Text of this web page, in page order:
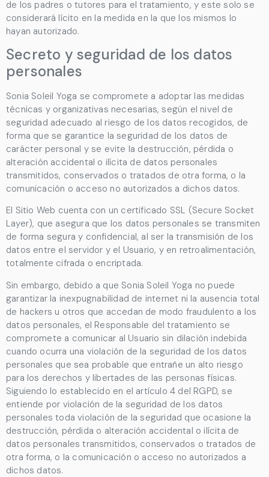
de los padres o tutores para el tratamiento, y este solo se
considerará lícito en la medida en la que los mismos lo
hayan autorizado.
Secreto y seguridad de los datos
personales
Sonia Soleil Yoga se compromete a adoptar las medidas
técnicas y organizativas necesarias, según el nivel de
seguridad adecuado al riesgo de los datos recogidos, de
forma que se garantice la seguridad de los datos de
carácter personal y se evite la destrucción, pérdida o
alteración accidental o ilícita de datos personales
transmitidos, conservados o tratados de otra forma, o la
comunicación o acceso no autorizados a dichos datos.
El Sitio Web cuenta con un certificado SSL (Secure Socket
Layer), que asegura que los datos personales se transmiten
de forma segura y confidencial, al ser la transmisión de los
datos entre el servidor y el Usuario, y en retroalimentación,
totalmente cifrada o encriptada.
Sin embargo, debido a que Sonia Soleil Yoga no puede
garantizar la inexpugnabilidad de internet ni la ausencia total
de hackers u otros que accedan de modo fraudulento a los
datos personales, el Responsable del tratamiento se
compromete a comunicar al Usuario sin dilación indebida
cuando ocurra una violación de la seguridad de los datos
personales que sea probable que entrañe un alto riesgo
para los derechos y libertades de las personas físicas.
Siguiendo lo establecido en el artículo 4 del RGPD, se
entiende por violación de la seguridad de los datos
personales toda violación de la seguridad que ocasione la
destrucción, pérdida o alteración accidental o ilícita de
datos personales transmitidos, conservados o tratados de
otra forma, o la comunicación o acceso no autorizados a
dichos datos.